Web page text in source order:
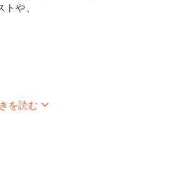
や、
を読む